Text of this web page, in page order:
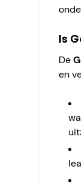
Is
De
en